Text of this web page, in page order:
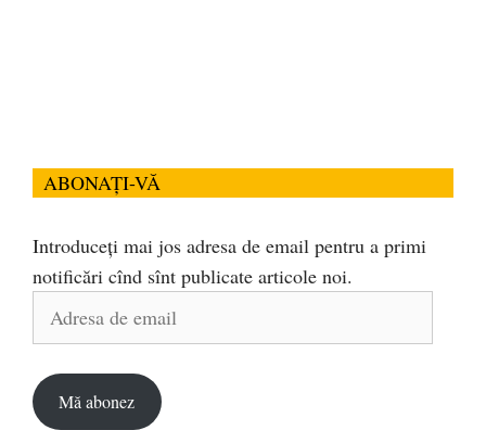
ABONAȚI-VĂ
Introduceți mai jos adresa de email pentru a primi
notificări cînd sînt publicate articole noi.
Adresa
Mă abonez